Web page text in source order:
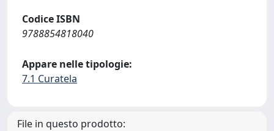
Codice ISBN
9788854818040
Appare nelle tipologie:
7.1 Curatela
File in questo prodotto: